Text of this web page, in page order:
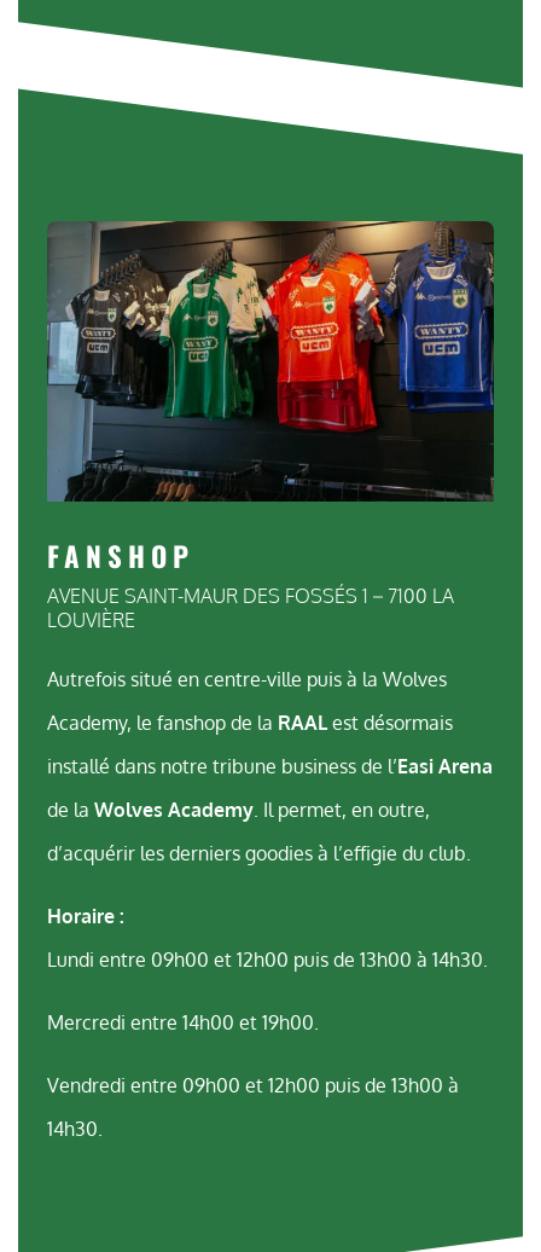
FANSHOP
AVENUE SAINT-MAUR DES FOSSÉS 1 – 7100 LA
LOUVIÈRE
Autrefois situé en centre-ville puis à la Wolves
Academy, le fanshop de la RAALest désormais
installé dans notre tribune business de l’Easi Arena
de la Wolves Academy. Il permet, en outre,
d’acquérir les derniers goodies à l’effigie du club.
Horaire :
Lundi entre 09h00 et 12h00 puis de 13h00 à 14h30.
Mercredi entre 14h00 et 19h00.
Vendredi entre 09h00 et 12h00 puis de 13h00 à
14h30.